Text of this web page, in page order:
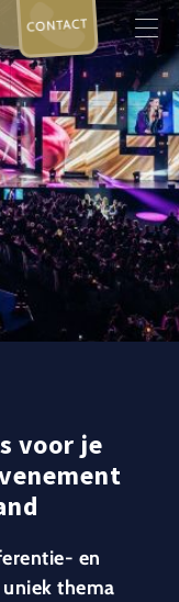
CONTACT
voor je
en
thema